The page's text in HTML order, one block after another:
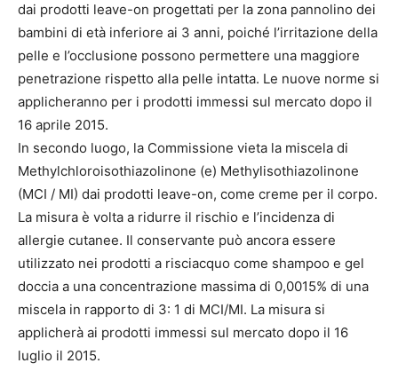
dai prodotti leave-on progettati per la zona pannolino dei
bambini di età inferiore ai 3 anni, poiché l’irritazione della
pelle e l’occlusione possono permettere una maggiore
penetrazione rispetto alla pelle intatta. Le nuove norme si
applicheranno per i prodotti immessi sul mercato dopo il
16 aprile 2015.
In secondo luogo, la Commissione vieta la miscela di
Methylchloroisothiazolinone (e) Methylisothiazolinone
(MCI / MI) dai prodotti leave-on, come creme per il corpo.
La misura è volta a ridurre il rischio e l’incidenza di
allergie cutanee. Il conservante può ancora essere
utilizzato nei prodotti a risciacquo come shampoo e gel
doccia a una concentrazione massima di 0,0015% di una
miscela in rapporto di 3: 1 di MCI/MI. La misura si
applicherà ai prodotti immessi sul mercato dopo il 16
luglio il 2015.